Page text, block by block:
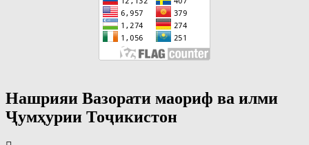
Нашрияи Вазорати маориф ва илми
Ҷумҳурии Тоҷикистон